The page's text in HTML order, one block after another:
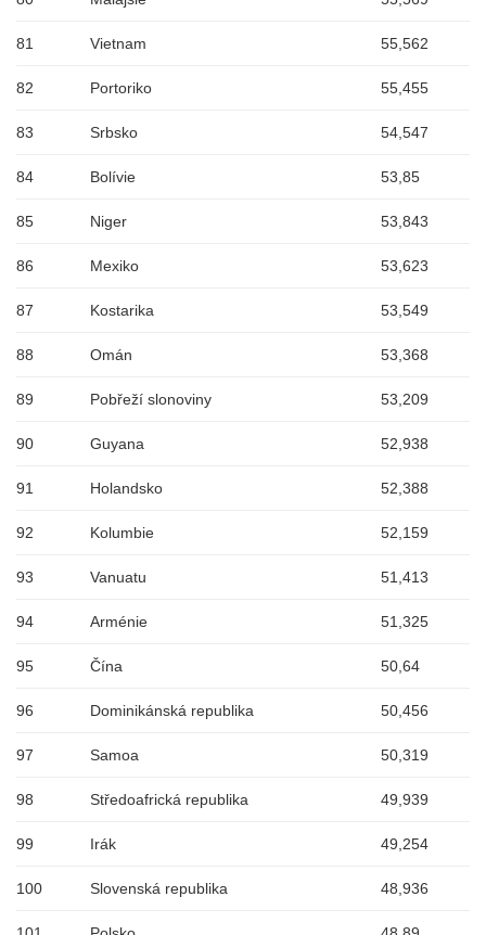
81 Vietnam 55,562
82 Portoriko 55,455
83 Srbsko 54,547
84 Bolívie 53,85
85 Niger 53,843
86 Mexiko 53,623
87 Kostarika 53,549
88 Omán 53,368
89 Pobřeží slonoviny 53,209
90 Guyana 52,938
91 Holandsko 52,388
92 Kolumbie 52,159
93 Vanuatu 51,413
94 Arménie 51,325
95 Čína 50,64
96 Dominikánská republika 50,456
97 Samoa 50,319
98 Středoafrická republika 49,939
99 Irák 49,254
100 Slovenská republika 48,936